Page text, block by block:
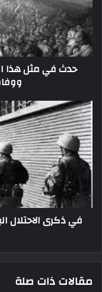
حدث في مثل هذا
في ذكرى الاحتلال
مقالات ذات صلة